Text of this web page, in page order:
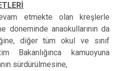
etmekte olan kreşlerle
döneminde anaokullarının da
diğer tüm okul ve sınıf
kamuoyuna
sürdürülmesine,